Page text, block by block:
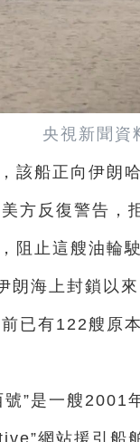
央視新聞資
該船正向伊朗
方反復警告，
阻止這艘油輪
朗海上封鎖以
已有122艘原
”是一艘2001